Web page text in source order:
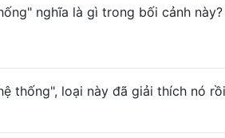
nghĩa là gì trong bối cảnh này?
thống", loại này đã giải thích nó